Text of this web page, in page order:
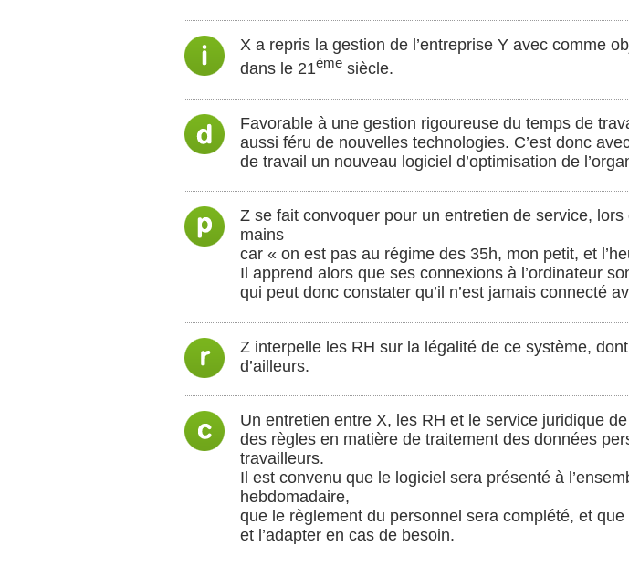
X a repris la gestion de l’entreprise Y avec comme
dans le 21ème siècle.
Favorable à une gestion rigoureuse du temps de
aussi féru de nouvelles technologies. C’est donc
de travail un nouveau logiciel d’optimisation de
Z se fait convoquer pour un entretien de service,
mains
car « on est pas au régime des 35h, mon petit, et
Il apprend alors que ses connexions à l’ordinateur
qui peut donc constater qu’il n’est jamais connecté
Z interpelle les RH sur la légalité de ce système,
d’ailleurs.
Un entretien entre X, les RH et le service juridique
des règles en matière de traitement des données
travailleurs.
Il est convenu que le logiciel sera présenté à
hebdomadaire,
que le règlement du personnel sera complété, et
et l’adapter en cas de besoin.